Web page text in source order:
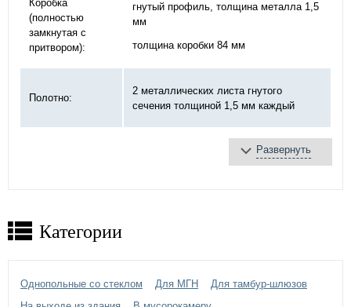
Коробка
(полностью
замкнутая с
притвором):
гнутый профиль, толщина металла 1,5
мм
толщина коробки 84 мм
Полотно:
2 металлических листа гнутого
сечения толщиной 1,5 мм каждый
базальтовая плита
терморасширяющаяся лента
Замок:
Петли:
Отделка двери:
Развернуть
Категории
Однопольные со стеклом Для МГН
Для тамбур-шлюзов